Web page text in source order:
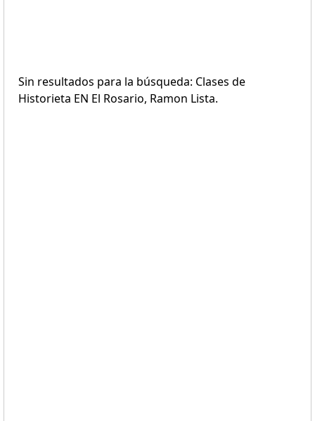
Sin resultados para la búsqueda: Clases de
Historieta EN El Rosario, Ramon Lista.